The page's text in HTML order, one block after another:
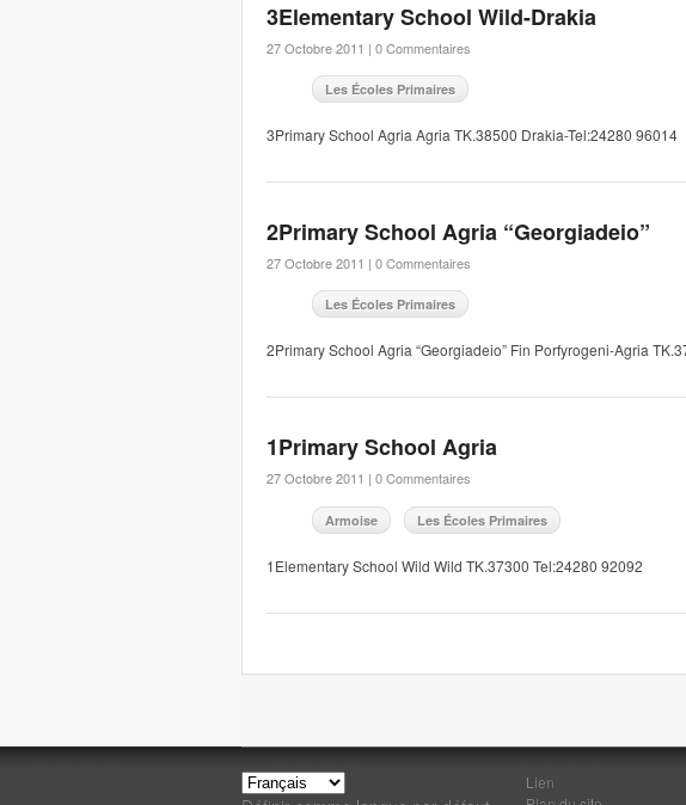
3Elementary School Wild-Drakia
27 Octobre 2011 | 0 Commentaires
Les Écoles Primaires
3Primary School Agria Agria TK.38500 Drakia-Tel:24280 96014
2Primary School Agria “Georgiadeio”
27 Octobre 2011 | 0 Commentaires
Les Écoles Primaires
2Primary School Agria “Georgiadeio” Fin Porfyrogeni-Agria
1Primary School Agria
27 Octobre 2011 | 0 Commentaires
Armoise Les Écoles Primaires
1Elementary School Wild Wild TK.37300 Tel:24280 92092
Lien